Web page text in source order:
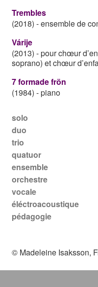
Main navigation
solo
duo
trio
quatuor
ensemble
orchestre
vocale
éléctroacoustique
pédagogie
Trembles
(2018) -ensemble de
Várije
(2013) -pour chœur
soprano) et chœur
7 formade frön
(1984) -piano
© Madeleine Isaksson,